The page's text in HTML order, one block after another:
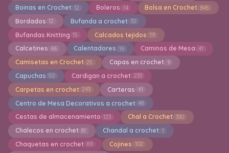
Boinas en Crochet 12 Boleros 14 Bolsa en Crochet 845
Bordados 12 Bufanda a crochet 32
Bufandas Knitting 15 Calcados tejidos 19
Calcetines 46 Calentadores 16 Caminos de Mesa 41
Camisetas en Crochet 25 Capas en crochet 9
Capuchas 50 Cardigan a crochet 233
Carpetas en crochet 293 Carteras 41
Centro de Mesa Decorativos a crochet 48
Cestas de almacenamiento 123 Chal a Crochet 330
Chalecos en crochet 81 Chandal a crochet 1
Chaquetas en crochet 69 Cojines 102